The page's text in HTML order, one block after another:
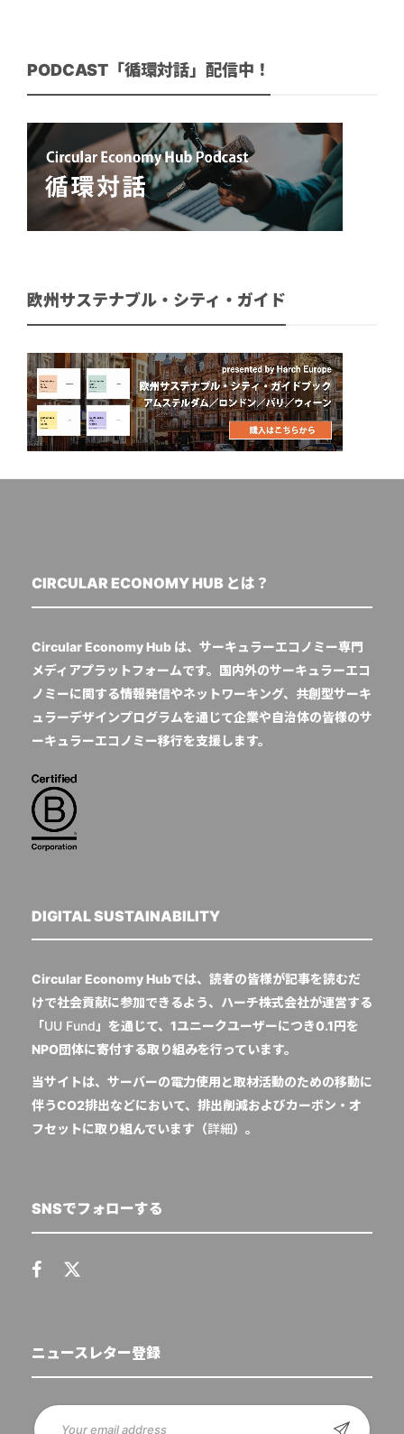
PODCAST「循環対話」配信中！
欧州サステナブル・シティ・ガイド
CIRCULAR ECONOMY HUB とは？
Circular Economy Hub は、サーキュラーエコノミー専門
メディアプラットフォームです。国内外のサーキュラーエコ
ノミーに関する情報発信やネットワーキング、共創型サーキ
ュラーデザインプログラムを通じて企業や自治体の皆様のサ
ーキュラーエコノミー移行を支援します。
DIGITAL SUSTAINABILITY
Circular Economy Hubでは、読者の皆様が記事を読むだ
けで社会貢献に参加できるよう、ハーチ株式会社が運営する
「UU Fund 」を通じて、1ユニークユーザーにつき0.1円を
NPO団体に寄付する取り組みを行っています。
当サイトは、サーバーの電力使用と取材活動のための移動に
伴うCO2排出などにおいて、排出削減およびカーボン・オ
フセットに取り組んでいます（詳細）。
SNSでフォローする
ニュースレター登録